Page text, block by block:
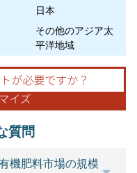
日本
その他のアジア太
平洋地域
質問
機肥料市場の規模